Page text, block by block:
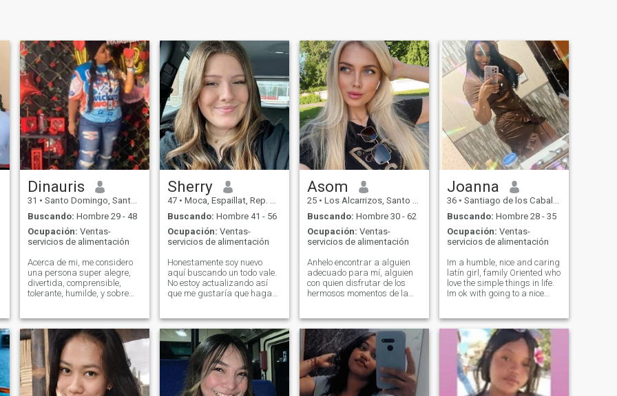
Dinauris
31 • Santo Domingo, Santo Domingo, Rep. Dominicana
Buscando: Hombre 29 - 48
Ocupación: Ventas-
servicios de alimentación
Acerca de mi, me considero
una persona super alegre,
divertida, comprensible,
tolerante, humilde, y sobre
persona al fin de que para
uno ser buen ser humano, no
se necesitas tener riquezas,
ni tampoco pretender tener
buen físico y apariencia
escultural, por lo tanto para
mi lo que más me importa es
Sherry
47 • Moca, Espaillat, Rep. Dominicana
Buscando: Hombre 41 - 56
Ocupación: Ventas-
servicios de alimentación
Honestamente soy nuevo
aquí buscando un todo vale.
No estoy actualizando así
que me gustaría que hagas
Asom
25 • Los Alcarrizos, Santo Domingo, Rep. Dominicana
Buscando: Hombre 30 - 62
Ocupación: Ventas-
servicios de alimentación
Anhelo encontrar a alguien
adecuado para mí, alguien
con quien disfrutar de los
hermosos momentos de la
este sitio web de citas.
Joanna
36 • Santiago de los Caballeros, Santiago, Rep. Dominicana
Buscando: Hombre 28 - 35
Ocupación: Ventas-
servicios de alimentación
Im a humble, nice and caring
latín girl, family Oriented who
love the simple things in life.
Im ok with going to a nice
love the beach ,a nice River,
going to cinema and
dancing.